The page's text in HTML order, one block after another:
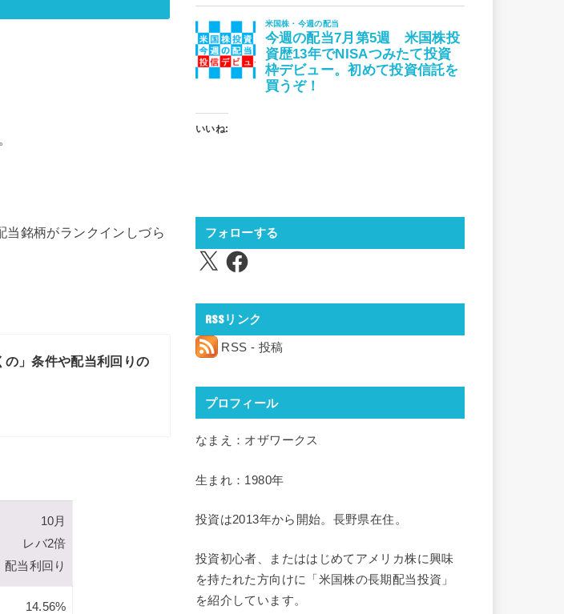
当銘柄がランクインしづら
」条件や配当利回りの
10月
レバ2倍
配当利回り
14.56%
いいね:
フォローする
X Facebook
RSSリンク
RSS - 投稿
プロフィール
なまえ：オザワークス
生まれ：1980年
投資は2013年から開始。長野県在住。
投資初心者、またははじめてアメリカ株に興味
を持たれた方向けに「米国株の長期配当投資」
を紹介しています。